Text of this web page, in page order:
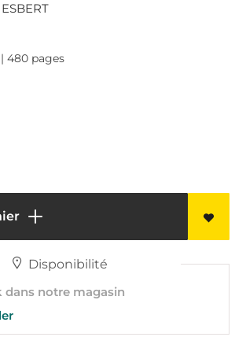
480 pages
Disponibilité
dans notre magasin